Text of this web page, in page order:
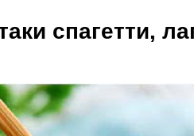
спагетти,